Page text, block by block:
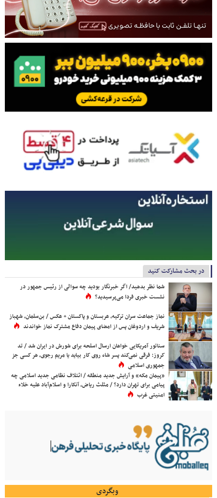
در بحث مشارکت کنید
شما نظر بدهید/ اگر خبرنگار بودید چه سوالی از رئیس جمهور در
نشست خبری فردا می‌پرسیدید؟
نماز جماعت سران ترکیه، عربستان و پاکستان + عکس / بن‌سلمان، شهباز
شریف و اردوغان پس از امضای پیمان دفاع مشترک نماز خواندند
سناتور آمریکایی خواهان ارسال اسلحه برای شورش در ایران شد / تد
کروز: فرقی نمی‌کند پسر شاه روی کار بیاید یا مریم رجوی، هر کسی جز
جمهوری اسلامی
«پیمان مکه» و آرایش جدید منطقه / ائتلاف نظامی جدید اسلامی چه
پیامی برای تهران دارد؟ / مثلث ریاض، آنکارا و اسلام‌آباد علیه خلاء
امنیتی غرب
وبگردی